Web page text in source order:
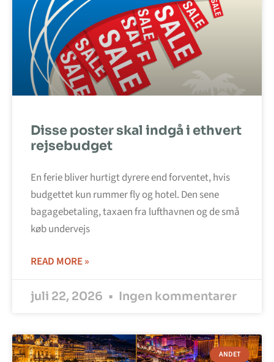
Disse poster skal indgå i ethvert
rejsebudget
En ferie bliver hurtigt dyrere end forventet, hvis
budgettet kun rummer fly og hotel. Den sene
bagagebetaling, taxaen fra lufthavnen og de små
køb undervejs
READ MORE »
juli 22, 2026 Ingen kommentarer
ANDET